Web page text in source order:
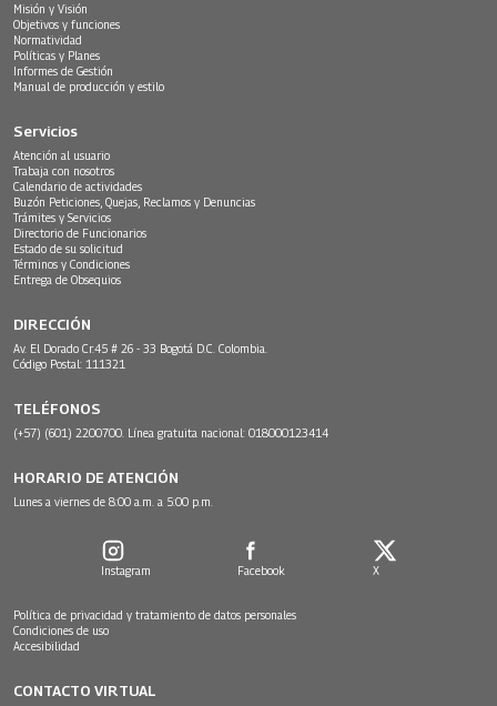
Misión y Visión
Objetivos y funciones
Normatividad
Políticas y Planes
Informes de Gestión
Manual de producción y estilo
Servicios
Atención al usuario
Trabaja con nosotros
Calendario de actividades
Buzón Peticiones, Quejas, Reclamos y Denuncias
Trámites y Servicios
Directorio de Funcionarios
Estado de su solicitud
Términos y Condiciones
Entrega de Obsequios
DIRECCIÓN
Av. El Dorado Cr.45 # 26 - 33 Bogotá D.C. Colombia.
Código Postal: 111321
TELÉFONOS
(+57) (601) 2200700. Línea gratuita nacional: 018000123414
HORARIO DE ATENCIÓN
Lunes a viernes de 8:00 a.m. a 5:00 p.m.
Instagram Facebook X
Política de privacidad y tratamiento de datos personales
Condiciones de uso
Accesibilidad
CONTACTO VIRTUAL